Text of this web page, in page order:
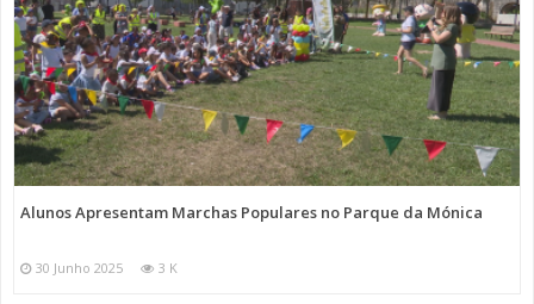
Alunos Apresentam Marchas Populares no Parque da Mónica
30 Junho 2025 3 K